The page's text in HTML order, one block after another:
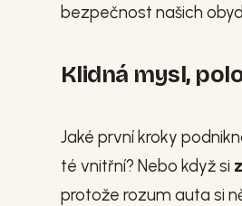
bezpečnost našich
Klidná mysl,
Jaké první kroky
té vnitřní? Nebo když si
protože rozum auta si